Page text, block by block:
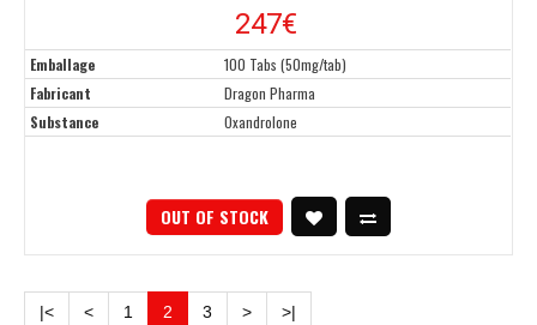
247€
Emballage
100 Tabs (50mg/tab)
Fabricant
Dragon Pharma
Substance
Oxandrolone
OUT OF STOCK
|< < 1 2 3 > >|